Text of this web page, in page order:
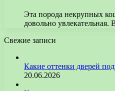
Эта порода некрупных
довольно
Свежие записи
Какие оттенки дверей
20.06.2026